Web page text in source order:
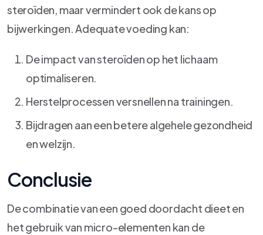
steroïden, maar vermindert ook de kans op
bijwerkingen. Adequate voeding kan:
De impact van steroïden op het lichaam
optimaliseren.
Herstelprocessen versnellen na trainingen.
Bijdragen aan een betere algehele gezondheid
en welzijn.
Conclusie
De combinatie van een goed doordacht dieet en
het gebruik van micro-elementen kan de